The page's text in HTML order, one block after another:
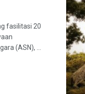
fasilitasi 20
(ASN), ...